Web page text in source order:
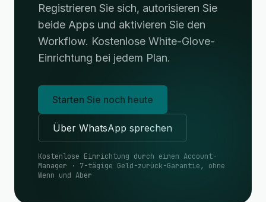
Registrieren Sie sich, autorisieren Sie
beide Apps und aktivieren Sie den
Workflow. Kostenlose White-Glove-
Einrichtung bei jedem Plan.
Starten Sie noch heute
Über WhatsApp sprechen
Kostenlose Einrichtung durch einen Account-
Manager · 7-tägige Geld-zurück-Garantie, ohne
Wenn und Aber